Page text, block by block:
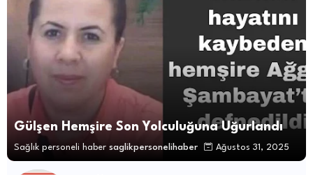
Gülşen Hemşire Son Yolculuğuna Uğurlandı
Sağlık personeli haber saglikpersonelihaber Ağustos 31, 2025